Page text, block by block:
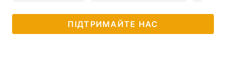
ПІДТРИМАЙТЕ НАС